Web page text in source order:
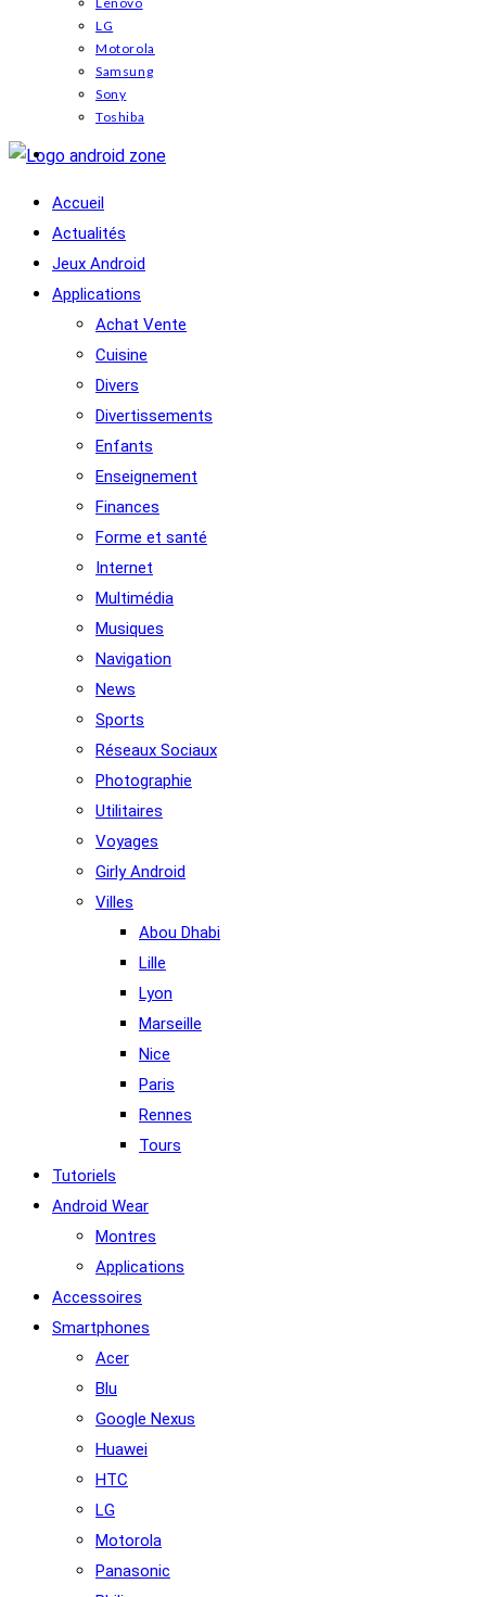
LG
Motorola
Samsung
Sony
Toshiba
Accueil
Actualités
Jeux Android
Applications
Achat Vente
Cuisine
Divers
Divertissements
Enfants
Enseignement
Finances
Forme et santé
Internet
Multimédia
Musiques
Navigation
News
Sports
Réseaux Sociaux
Photographie
Utilitaires
Voyages
Girly Android
Villes
Abou Dhabi
Lille
Lyon
Marseille
Nice
Paris
Rennes
Tours
Tutoriels
Android Wear
Montres
Applications
Accessoires
Smartphones
Acer
Blu
Google Nexus
Huawei
HTC
LG
Motorola
Panasonic